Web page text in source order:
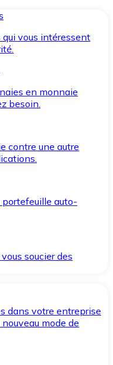
vous intéressent
en monnaie
besoin.
contre une autre
auto-
soucier des
dans votre entreprise
mode de